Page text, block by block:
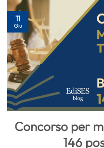
Concorso per
146
11
Giu